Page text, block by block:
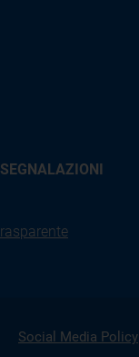
Social Media Policy